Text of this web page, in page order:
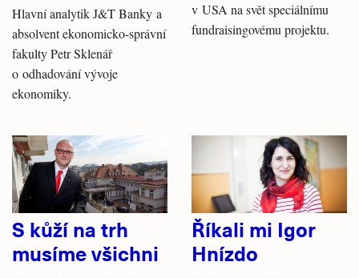
Hlavní analytik J&T Banky a
absolvent ekonomicko-správní
fakulty Petr Sklenář
o odhadování vývoje
ekonomiky.
v USA na svět speciálnímu
fundraisingovému projektu.
S kůží na trh
musíme všichni
Říkali mi Igor
Hnízdo